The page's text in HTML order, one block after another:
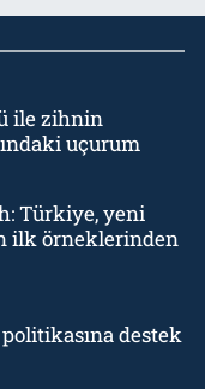
ile zihnin
uçurum
Türkiye, yeni
ilk örneklerinden
destek